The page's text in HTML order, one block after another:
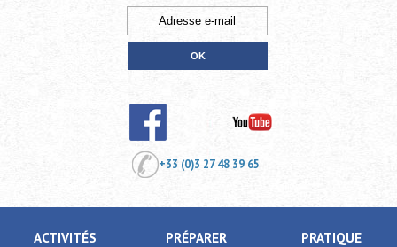
+33 (0)3 27 48 39 65
ACTIVITÉS PRÉPARER PRATIQUE